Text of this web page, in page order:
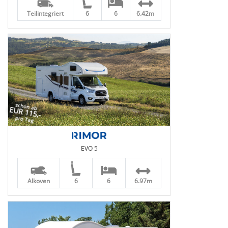
Teilintegriert 6 6 6.42m
schon ab
EUR 115,-
pro Tag
EVO 5
Alkoven 6 6 6.97m